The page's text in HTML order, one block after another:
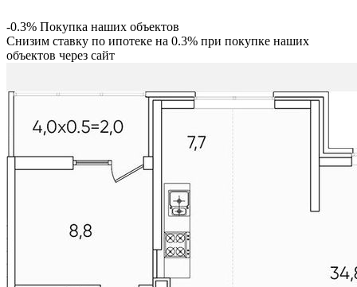
-0.3% Покупка наших объектов
Снизим ставку по ипотеке на 0.3% при покупке наших
объектов через сайт